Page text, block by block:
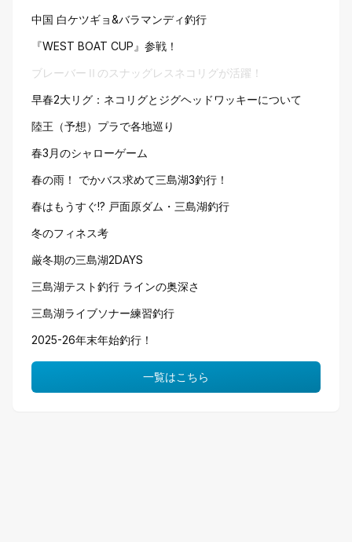
中国 白ケツギョ&バラマンディ釣行
『WEST BOAT CUP』参戦！
ブレーバーⅡのスナッグレスネコリグが活躍！
早春2大リグ：ネコリグとジグヘッドワッキーについて
陸王（予想）プラで各地巡り
春3月のシャローゲーム
春の雨！ でかバス求めて三島湖3釣行！
春はもうすぐ!? 戸面原ダム・三島湖釣行
冬のフィネス考
厳冬期の三島湖2DAYS
三島湖テスト釣行 ラインの奥深さ
三島湖ライブソナー練習釣行
2025-26年末年始釣行！
一覧はこちら